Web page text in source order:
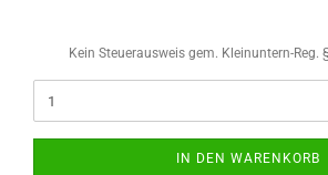
Kein Steuerausweis gem. Kleinuntern-Reg.
IN DEN WARENKORB